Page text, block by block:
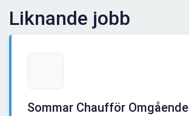
Liknande jobb
Sommar Chaufför Omgående